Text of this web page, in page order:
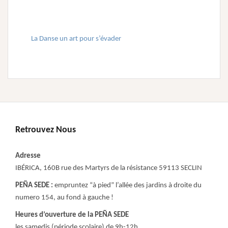
La Danse un art pour s’évader
Retrouvez Nous
Adresse
IBÉRICA, 160B rue des Martyrs de la résistance 59113 SECLIN
PEÑA SEDE : empruntez “à pied” l’allée des jardins à droite du
numero 154, au fond à gauche !
Heures d’ouverture de la PEÑA SEDE